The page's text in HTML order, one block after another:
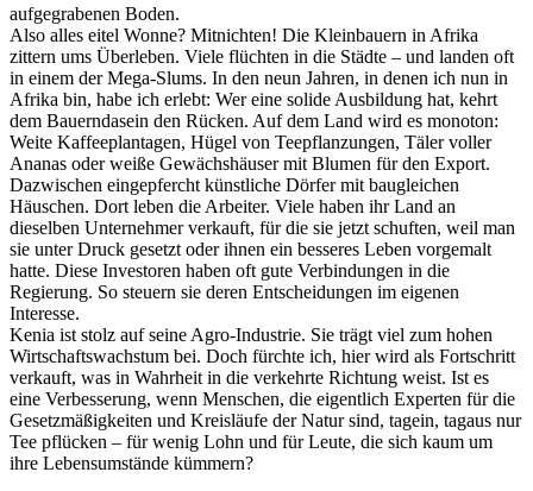
aufgegrabenen Boden.
Also alles eitel Wonne? Mitnichten! Die Kleinbauern in Afrika
zittern ums Überleben. Viele flüchten in die Städte – und landen oft
in einem der Mega-Slums. In den neun Jahren, in denen ich nun in
Afrika bin, habe ich erlebt: Wer eine solide Ausbildung hat, kehrt
dem Bauerndasein den Rücken. Auf dem Land wird es monoton:
Weite Kaffeeplantagen, Hügel von Teepflanzungen, Täler voller
Ananas oder weiße Gewächshäuser mit Blumen für den Export.
Dazwischen eingepfercht künstliche Dörfer mit baugleichen
Häuschen. Dort leben die Arbeiter. Viele haben ihr Land an
dieselben Unternehmer verkauft, für die sie jetzt schuften, weil man
sie unter Druck gesetzt oder ihnen ein besseres Leben vorgemalt
hatte. Diese Investoren haben oft gute Verbindungen in die
Regierung. So steuern sie deren Entscheidungen im eigenen
Interesse.
Kenia ist stolz auf seine Agro-Industrie. Sie trägt viel zum hohen
Wirtschaftswachstum bei. Doch fürchte ich, hier wird als Fortschritt
verkauft, was in Wahrheit in die verkehrte Richtung weist. Ist es
eine Verbesserung, wenn Menschen, die eigentlich Experten für die
Gesetzmäßigkeiten und Kreisläufe der Natur sind, tagein, tagaus nur
Tee pflücken – für wenig Lohn und für Leute, die sich kaum um
ihre Lebensumstände kümmern?